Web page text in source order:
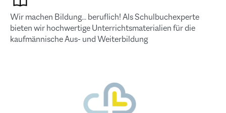
Wir machen Bildung... beruflich! Als Schulbuchexperte
bieten wir hochwertige Unterrichtsmaterialien für die
kaufmännische Aus- und Weiterbildung